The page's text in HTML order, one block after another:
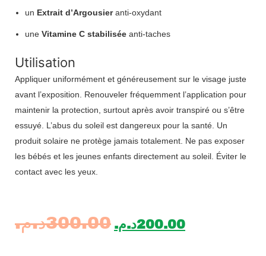
un Extrait d’Argousieranti-oxydant
une Vitamine C stabilisée anti-taches
Utilisation
Appliquer uniformément et généreusement sur le visage juste
avant l’exposition. Renouveler fréquemment l’application pour
maintenir la protection, surtout après avoir transpiré ou s’être
essuyé. L’abus du soleil est dangereux pour la santé. Un
produit solaire ne protège jamais totalement. Ne pas exposer
les bébés et les jeunes enfants directement au soleil. Éviter le
contact avec les yeux.
300.00د.م. 200.00د.م.